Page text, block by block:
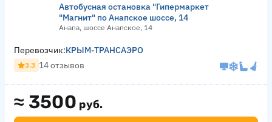
Автобусная остановка "Гипермаркет
"Магнит" по Анапское шоссе, 14
Анапа, шоссе Анапское, 14
≈ 3500 руб.
Перевозчик:КРЫМ-ТРАНСАЭРО
3.3 14 отзывов